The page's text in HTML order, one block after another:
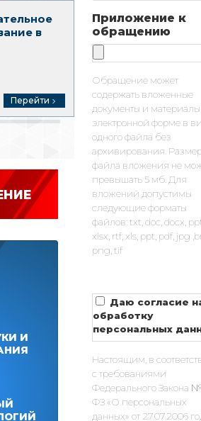
в
Перейти
Среднее
образование
Перейти
И
Приложение к
обращению
Обращение может
содержать вложенные
документы и
электронной форме в
одного файла без
архивирования.
файла вложения не
превышать 5 мб. Для
вложений допустимы
следующие форматы
файлов: txt, doc, docx,
xlsx, rtf, xls, ppt, pdf, jpg
png, tif
Даю согласие
обработку
персональных
Настоящим, в
с требованиями
Федерального Закона
ФЗ «О персональных
данных» от 27.07.2006